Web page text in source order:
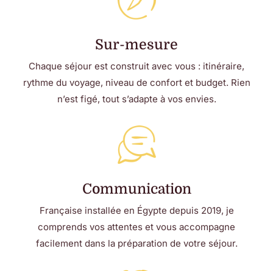
Sur-mesure
Chaque séjour est construit avec vous : itinéraire,
rythme du voyage, niveau de confort et budget. Rien
n’est figé, tout s’adapte à vos envies.
Communication
Française installée en Égypte depuis 2019, je
comprends vos attentes et vous accompagne
facilement dans la préparation de votre séjour.